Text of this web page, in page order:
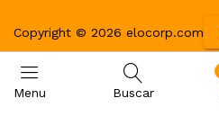
Copyright © 2026 elocorp.com
Menu Buscar